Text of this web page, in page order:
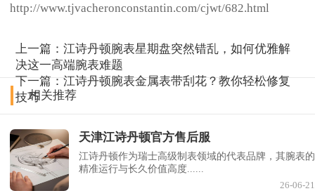
http://www.tjvacheronconstantin.com/cjwt/682.html
上一篇：江诗丹顿腕表星期盘突然错乱，如何优雅解
决这一高端腕表难题
下一篇：江诗丹顿腕表金属表带刮花？教你轻松修复
技巧相关推荐
天津江诗丹顿官方售后服
江诗丹顿作为瑞士高级制表领域的代表品牌，其腕表的
精准运行与长久价值高度......
26-06-21